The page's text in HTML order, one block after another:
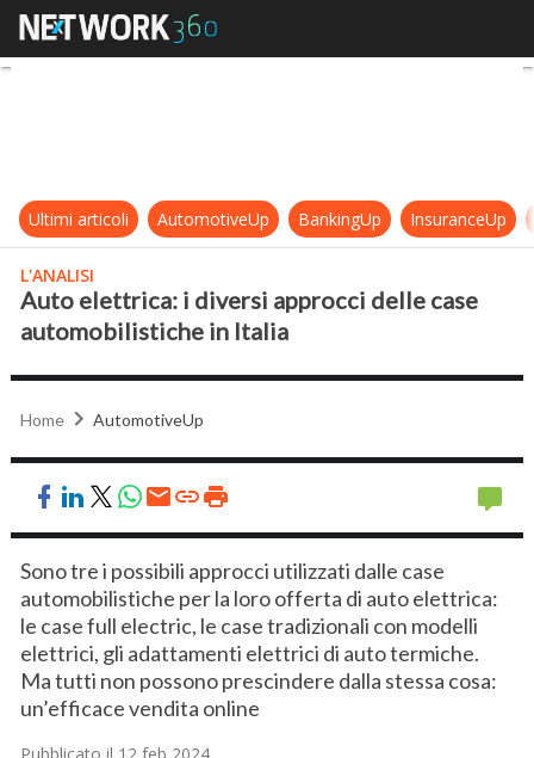
Auto elettrica: i diversi approcci
Ultimi articoli AutomotiveUp BankingUp InsuranceUp
L'ANALISI
Auto elettrica: i diversi approcci delle case
automobilistiche in Italia
Home AutomotiveUp
Sono tre i possibili approcci utilizzati dalle case
automobilistiche per la loro offerta di auto elettrica:
le case full electric, le case tradizionali con modelli
elettrici, gli adattamenti elettrici di auto termiche.
Ma tutti non possono prescindere dalla stessa cosa:
un’efficace vendita online